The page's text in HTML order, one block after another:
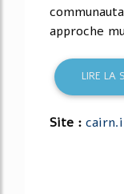
approche
LIRE LA
Site :